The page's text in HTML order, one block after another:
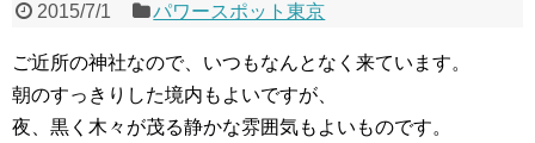
2015/7/1 パワースポット東京
ご近所の神社なので、いつもなんとなく来ています。
朝のすっきりした境内もよいですが、
夜、黒く木々が茂る静かな雰囲気もよいものです。